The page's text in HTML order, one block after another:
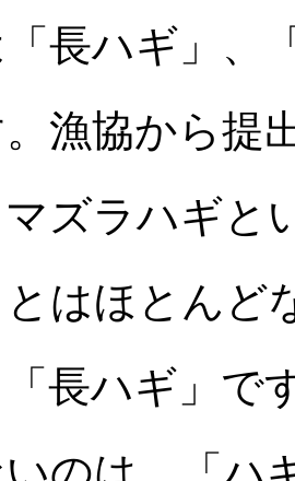
長ハギ」、
漁協から提
ズラハギと
はほとんど
長ハギ」で